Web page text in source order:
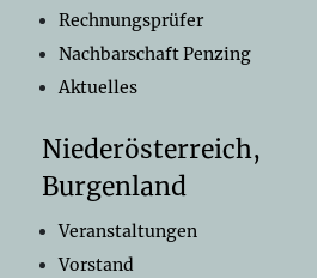
Rechnungsprüfer
Nachbarschaft Penzing
Aktuelles
Niederösterreich,
Burgenland
Veranstaltungen
Vorstand